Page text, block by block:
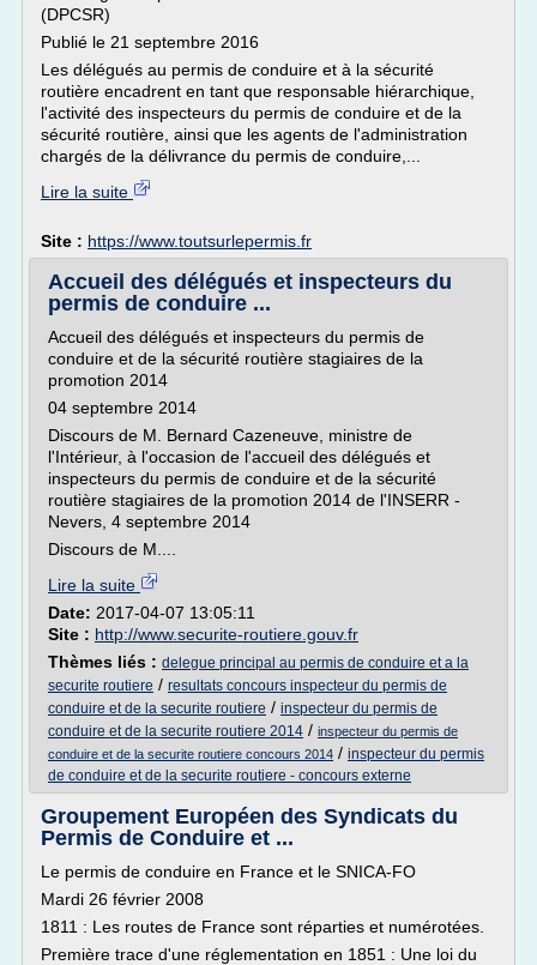
(DPCSR)
Publié le 21 septembre 2016
Les délégués au permis de conduire et à la sécurité
routière encadrent en tant que responsable hiérarchique,
l'activité des inspecteurs du permis de conduire et de la
sécurité routière, ainsi que les agents de l'administration
chargés de la délivrance du permis de conduire,...
Lire la suite
Site : https://www.toutsurlepermis.fr
Accueil des délégués et inspecteurs du
permis de conduire ...
Accueil des délégués et inspecteurs du permis de
conduire et de la sécurité routière stagiaires de la
promotion 2014
04 septembre 2014
Discours de M. Bernard Cazeneuve, ministre de
l'Intérieur, à l'occasion de l'accueil des délégués et
inspecteurs du permis de conduire et de la sécurité
routière stagiaires de la promotion 2014 de l'INSERR -
Nevers, 4 septembre 2014
Discours de M....
Lire la suite
Date: 2017-04-07 13:05:11
Site : http://www.securite-routiere.gouv.fr
Thèmes liés : delegue principal au permis de conduire et a la
securite routiere / resultats concours inspecteur du permis de
conduire et de la securite routiere / inspecteur du permis de
conduire et de la securite routiere 2014 / inspecteur du permis de
conduire et de la securite routiere concours 2014 / inspecteur du permis
de conduire et de la securite routiere - concours externe
Groupement Européen des Syndicats du
Permis de Conduire et ...
Le permis de conduire en France et le SNICA-FO
Mardi 26 février 2008
1811 : Les routes de France sont réparties et numérotées.
Première trace d'une réglementation en 1851 : Une loi du